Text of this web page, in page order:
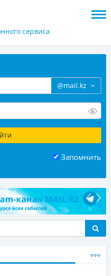
сервиса
@mail.kz
Запомнить